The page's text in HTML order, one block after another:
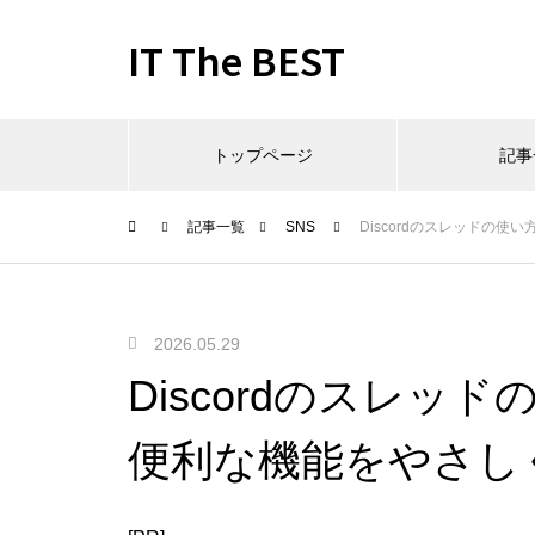
IT The BEST
トップページ 記
記事一覧 SNS Discordのスレッドの使い
2026.05.29
Discordのスレッド
便利な機能をやさし